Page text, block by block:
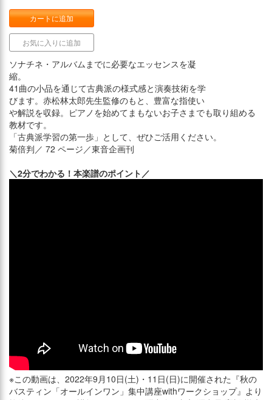
カートに追加
お気に入りに追加
ソナチネ・アルバムまでに必要なエッセンスを凝
縮。
41曲の小品を通じて古典派の様式感と演奏技術を学
びます。赤松林太郎先生監修のもと、豊富な指使い
や解説を収録。ピアノを始めてまもないお子さまでも取り組める
教材です。
「古典派学習の第一歩」として、ぜひご活用ください。
菊倍判／ 72 ページ／東音企画刊
＼2分でわかる！本楽譜のポイント／
※この動画は、2022年9月10日(土)・11日(日)に開催された『秋の
バスティン「オールインワン」集中講座withワークショップ』より